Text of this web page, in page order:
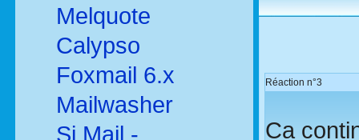
Melquote
Calypso
Foxmail 6.x
Mailwasher
Si Mail -
Réaction n°3
Ca